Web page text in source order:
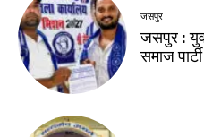
जसपुर
जसपुर :
समाज